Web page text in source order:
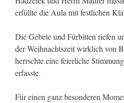
erfüllte die Aula mit festlichen
Die Gebete und Fürbitten riefen
der Weihnachtszeit wirklich von
herrschte eine feierliche
erfasste.
Für einen ganz besonderen